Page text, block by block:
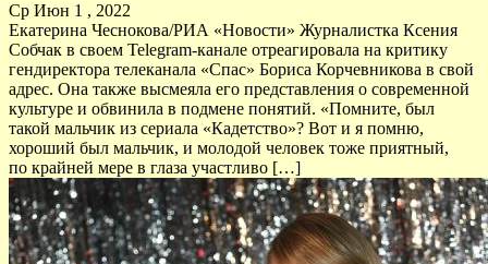
Ср Июн 1 , 2022
Екатерина Чеснокова/РИА «Новости» Журналистка Ксения
Собчак в своем Telegram-канале отреагировала на критику
гендиректора телеканала «Спас» Бориса Корчевникова в свой
адрес. Она также высмеяла его представления о современной
культуре и обвинила в подмене понятий. «Помните, был
такой мальчик из сериала «Кадетство»? Вот и я помню,
хороший был мальчик, и молодой человек тоже приятный,
по крайней мере в глаза участливо […]